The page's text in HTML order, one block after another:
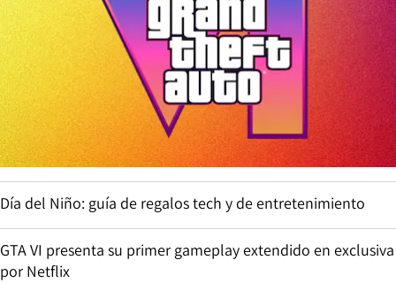
Día del Niño: guía de regalos tech y de entretenimiento
GTA VI presenta su primer gameplay extendido en exclusiva
por Netflix